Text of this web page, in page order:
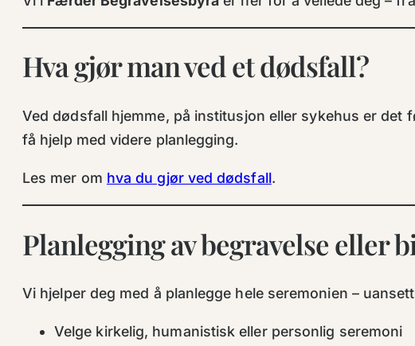
Hva gjør man ved et dødsfall?
Ved dødsfall hjemme, på institusjon eller sykehus er
få hjelp med videre planlegging.
Les mer om hva du gjør ved dødsfall.
Planlegging av begravelse eller
Vi hjelper deg med å planlegge hele seremonien –
Velge kirkelig, humanistisk eller personlig seremoni